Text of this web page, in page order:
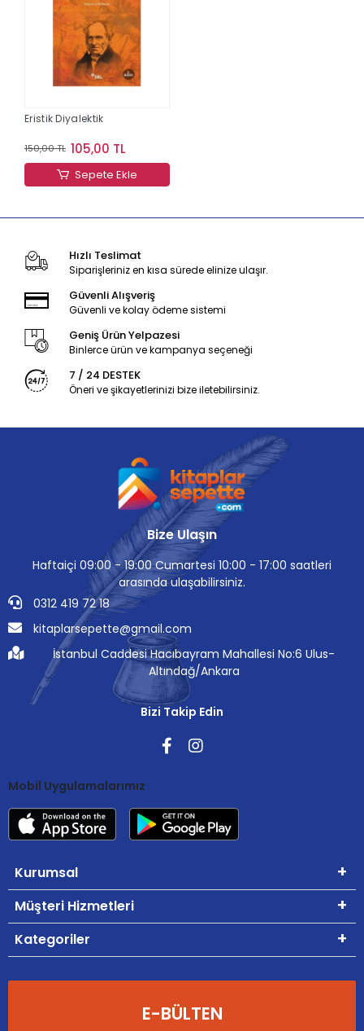
Eristik Diyalektik
150,00 TL 105,00 TL
Sepete Ekle
Hızlı Teslimat
Siparişleriniz en kısa sürede elinize ulaşır.
Güvenli Alışveriş
Güvenli ve kolay ödeme sistemi
Geniş Ürün Yelpazesi
Binlerce ürün ve kampanya seçeneği
7 / 24 DESTEK
Öneri ve şikayetlerinizi bize iletebilirsiniz.
Bize Ulaşın
Haftaiçi 09:00 - 19:00 Cumartesi 10:00 - 17:00 saatleri
arasında ulaşabilirsiniz.
0312 419 72 18
kitaplarsepette@gmail.com
İstanbul Caddesi Hacıbayram Mahallesi No:6 Ulus-
Altındağ/Ankara
Bizi Takip Edin
Mobil Uygulamalarımız
Kurumsal
Müşteri Hizmetleri
Kategoriler
E-BÜLTEN